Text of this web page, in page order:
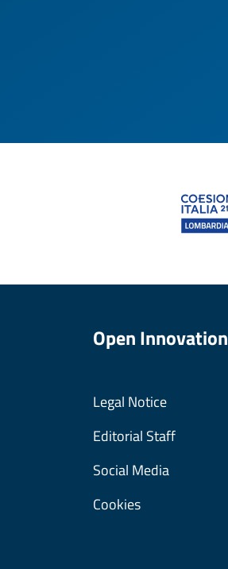
Open Innovation
Legal Notice
Editorial Staff
Social Media
Cookies